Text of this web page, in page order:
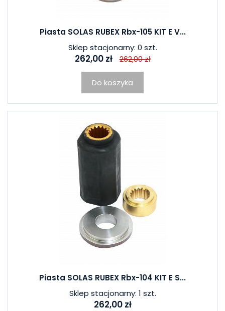
Piasta SOLAS RUBEX Rbx-105 KIT E V...
Sklep stacjonarny: 0 szt.
262,00 zł 262,00 zł
Do koszyka
Piasta SOLAS RUBEX Rbx-104 KIT E S...
Sklep stacjonarny: 1 szt.
262,00 zł